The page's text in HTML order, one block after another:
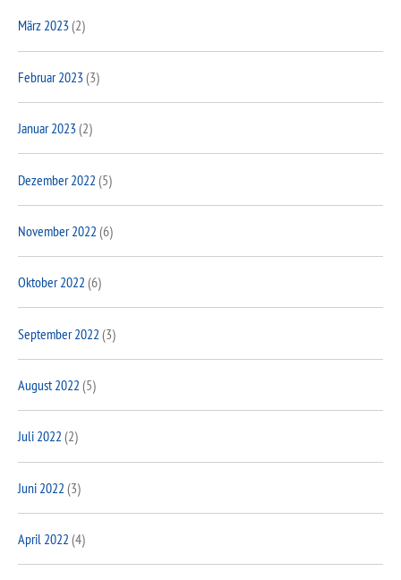
März 2023(2)
Februar 2023(3)
Januar 2023(2)
Dezember 2022 (5)
November 2022 (6)
Oktober 2022 (6)
September 2022 (3)
August 2022 (5)
Juli 2022 (2)
Juni 2022 (3)
April 2022 (4)